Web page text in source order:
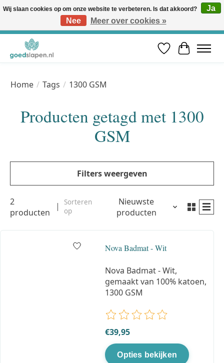
Vóór 12u besteld, volgende werkdag in huis* | Gratis verzending vanaf €50 | Professioneel slaapadvies
Verlanglijst
Home / Tags / 1300 GSM
Producten getagd met 1300
GSM
Filters weergeven
2
producten
Sorteren
op
Nieuwste
producten
Nova Badmat - Wit
Nova Badmat - Wit,
gemaakt van 100% katoen,
1300 GSM
De beoordeling van dit
€39,95
Opties bekijken
Wij slaan cookies op om onze website te verbeteren. Is dat akkoord?
Ja
Nee
Meer over cookies »